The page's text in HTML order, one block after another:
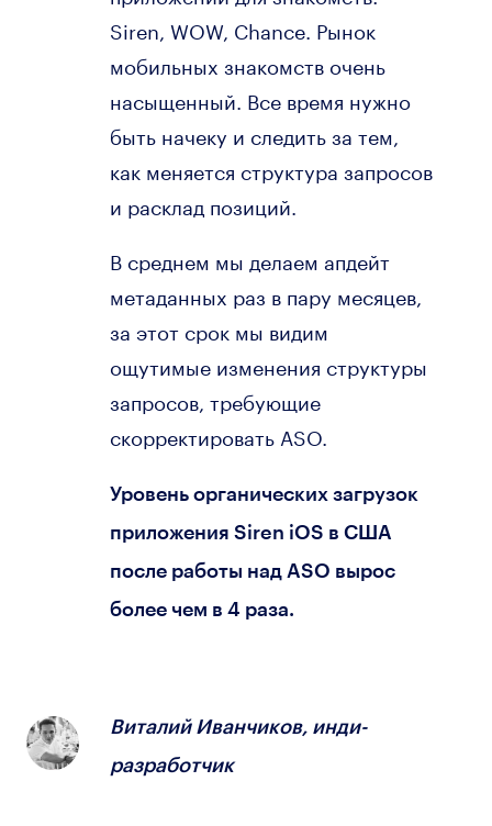
Siren, WOW, Chance. Рынок
мобильных знакомств очень
насыщенный. Все время нужно
быть начеку и следить за тем,
как меняется структура запросов
и расклад позиций.
В среднем мы делаем апдейт
метаданных раз в пару месяцев,
за этот срок мы видим
ощутимые изменения структуры
запросов, требующие
скорректировать ASO.
Уровень органических загрузок
приложения Siren iOS в США
после работы над ASO вырос
более чем в 4 раза.
Виталий Иванчиков, инди-
разработчик